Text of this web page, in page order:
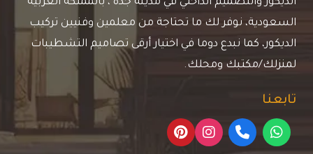
الديكور والتصميم الداخلي في مدينة جده ، بالمملكة العربية
السعودية، نوفر لك ما تحتاجة من معلمين وفنيين تركيب
الديكور، كما نبدع دوما في اختيار أرقى تصاميم التشطيبات
لمنزلك/مكتبك ومحلك.
تابعنا